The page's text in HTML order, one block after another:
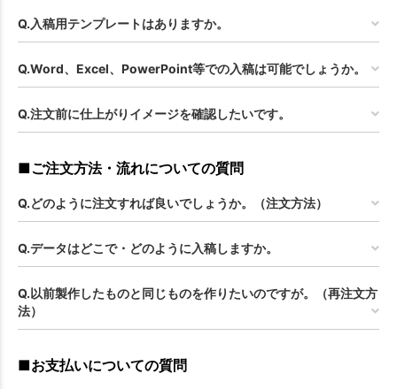
Q.入稿用テンプレートはありますか。
Q.Word、Excel、PowerPoint等での入稿は可能でしょうか。
Q.注文前に仕上がりイメージを確認したいです。
■ご注文方法・流れについての質問
Q.どのように注文すれば良いでしょうか。（注文方法）
Q.データはどこで・どのように入稿しますか。
Q.以前製作したものと同じものを作りたいのですが。（再注文方
法）
■お支払いについての質問